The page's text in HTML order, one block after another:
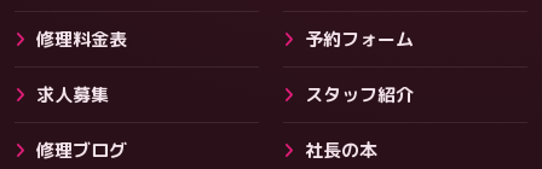
修理料金表 予約フォーム
求人募集 スタッフ紹介
修理ブログ 社長の本